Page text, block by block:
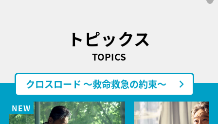
トピックス
TOPICS
クロスロード ～救命救急の約束～